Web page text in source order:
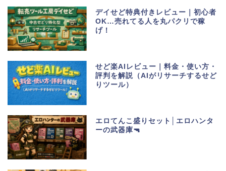
デイせど特典付きレビュー｜初心者
OK…売れてる人を丸パクリで稼
げ！
せど楽AIレビュー｜料金・使い方・
評判を解説（AIがリサーチするせど
りツール）
エロてんこ盛りセット│エロハンタ
ーの武器庫🔫